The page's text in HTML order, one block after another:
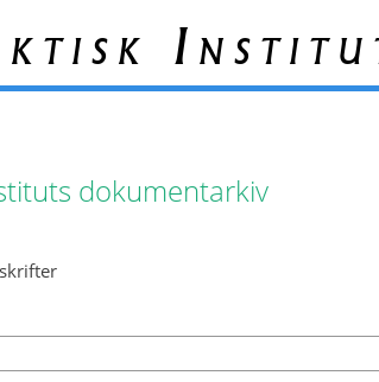
dokumentarkiv